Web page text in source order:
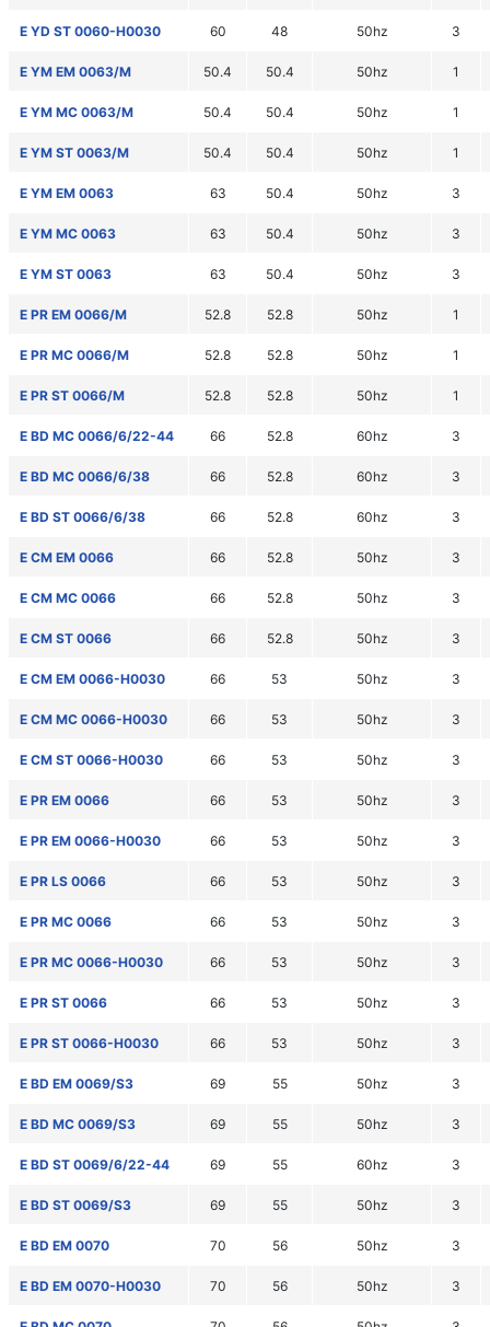
E YD ST 0060-H0030 60 48 50hz 3
E YM EM 0063/M 50.4 50.4 50hz 1
E YM MC 0063/M 50.4 50.4 50hz 1
E YM ST 0063/M 50.4 50.4 50hz 1
E YM EM 0063 63 50.4 50hz 3
E YM MC 0063 63 50.4 50hz 3
E YM ST 0063 63 50.4 50hz 3
E PR EM 0066/M 52.8 52.8 50hz 1
E PR MC 0066/M 52.8 52.8 50hz 1
E PR ST 0066/M 52.8 52.8 50hz 1
E BD MC 0066/6/22-44 66 52.8 60hz 3
E BD MC 0066/6/38 66 52.8 60hz 3
E BD ST 0066/6/38 66 52.8 60hz 3
E CM EM 0066 66 52.8 50hz 3
E CM MC 0066 66 52.8 50hz 3
E CM ST 0066 66 52.8 50hz 3
E CM EM 0066-H0030 66 53 50hz 3
E CM MC 0066-H0030 66 53 50hz 3
E CM ST 0066-H0030 66 53 50hz 3
E PR EM 0066 66 53 50hz 3
E PR EM 0066-H0030 66 53 50hz 3
E PR LS 0066 66 53 50hz 3
E PR MC 0066 66 53 50hz 3
E PR MC 0066-H0030 66 53 50hz 3
E PR ST 0066 66 53 50hz 3
E PR ST 0066-H0030 66 53 50hz 3
E BD EM 0069/S3 69 55 50hz 3
E BD MC 0069/S3 69 55 50hz 3
E BD ST 0069/6/22-44 69 55 60hz 3
E BD ST 0069/S3 69 55 50hz 3
E BD EM 0070 70 56 50hz 3
E BD EM 0070-H0030 70 56 50hz 3